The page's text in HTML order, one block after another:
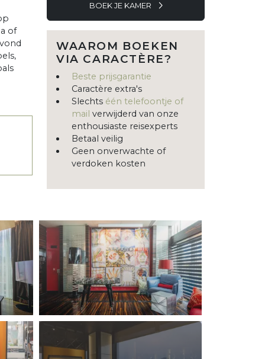
of
BOEK JE KAMER
WAAROM BOEKEN
VIA CARACTÈRE?
Beste prijsgarantie
Caractère extra's
Slechts één telefoontje of
mail verwijderd van onze
enthousiaste reisexperts
Betaal veilig
Geen onverwachte of
verdoken kosten